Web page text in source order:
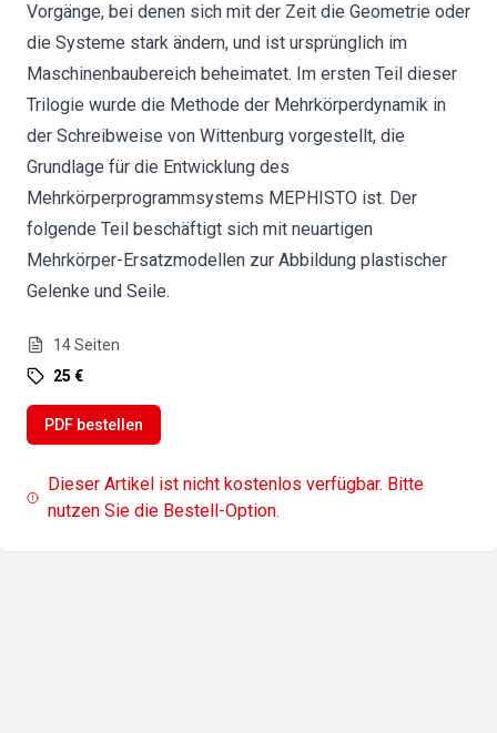
Vorgänge, bei denen sich mit der Zeit die Geometrie oder
die Systeme stark ändern, und ist ursprünglich im
Maschinenbaubereich beheimatet. Im ersten Teil dieser
Trilogie wurde die Methode der Mehrkörperdynamik in
der Schreibweise von Wittenburg vorgestellt, die
Grundlage für die Entwicklung des
Mehrkörperprogrammsystems MEPHISTO ist. Der
folgende Teil beschäftigt sich mit neuartigen
Mehrkörper-Ersatzmodellen zur Abbildung plastischer
Gelenke und Seile.
14Seiten
25 €
PDF bestellen
Dieser Artikel ist nicht kostenlos verfügbar. Bitte
nutzen Sie die Bestell-Option.